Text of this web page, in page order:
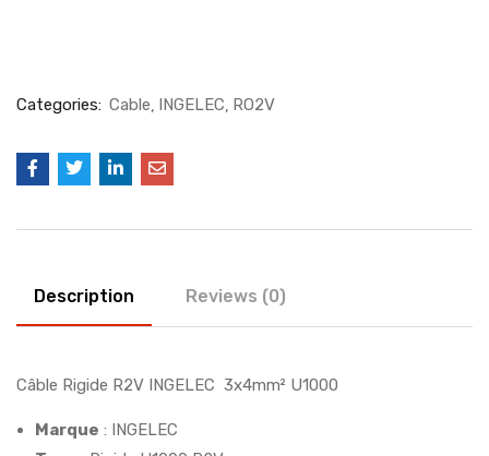
Categories: Cable INGELEC RO2V
Description Reviews (0)
Câble Rigide R2V INGELEC 3x4mm² U1000
Marque : INGELEC